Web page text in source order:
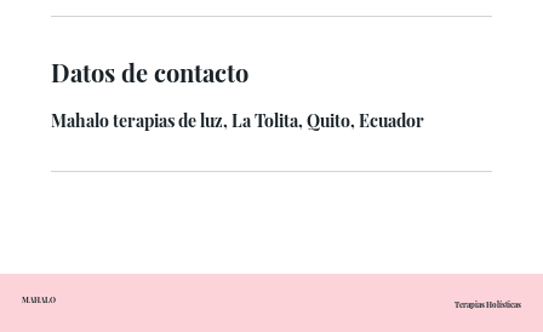
Datos de contacto
Mahalo terapias de luz, La Tolita, Quito, Ecuador
MAHALO Terapias Holísticas